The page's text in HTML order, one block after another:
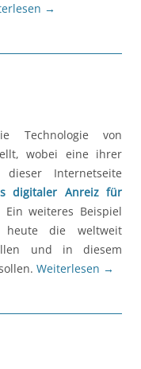
→
Technologie von
wobei eine ihrer
Internetseite
digitaler Anreiz für
weiteres Beispiel
die weltweit
und in diesem
Weiterlesen →